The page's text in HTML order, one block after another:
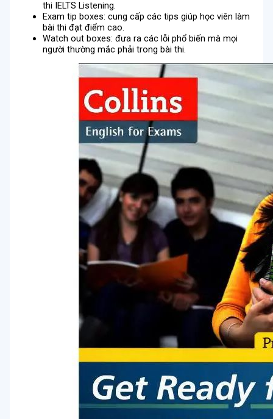
thi IELTS Listening.
Exam tip boxes: cung cấp các tips giúp học viên làm
bài thi đạt điểm cao.
Watch out boxes: đưa ra các lỗi phổ biến mà mọi
người thường mắc phải trong bài thi.